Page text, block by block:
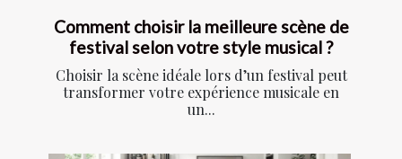
Comment choisir la meilleure scène de
festival selon votre style musical ?
Choisir la scène idéale lors d’un festival peut
transformer votre expérience musicale en
un...